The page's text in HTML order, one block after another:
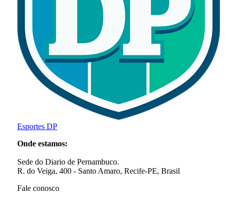
Esportes DP
Onde estamos:
Sede do Diario de Pernambuco.
R. do Veiga, 400 - Santo Amaro, Recife-PE, Brasil
Fale conosco